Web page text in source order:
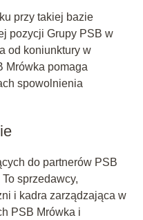
przy takiej bazie
pozycji Grupy PSB w
od koniunktury w
Mrówka pomaga
spowolnienia
do partnerów PSB
To sprzedawcy,
i kadra zarządzająca w
PSB Mrówka i